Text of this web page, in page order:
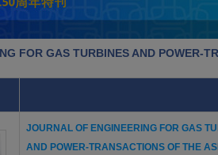
FOR GAS TURBINES AND POWER-
JOURNAL OF ENGINEERING FOR GAS
AND POWER-TRANSACTIONS OF THE